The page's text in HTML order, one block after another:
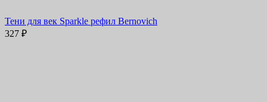
Тени для век Sparkle рефил Bernovich
327 ₽